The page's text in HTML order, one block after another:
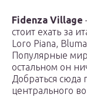
Fidenza Village
стоит ехать за
Loro Piana,
Популярные
остальном он
Добраться сюда
центрального